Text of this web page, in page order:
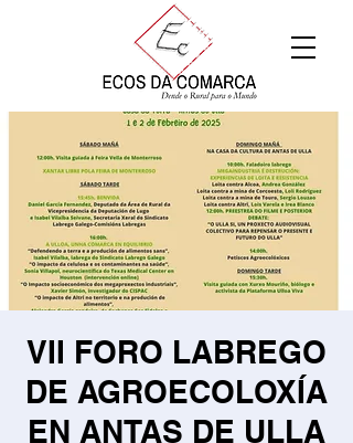
VII FORO LABREGO
DE AGROECOLOXÍA
EN ANTAS DE ULLA